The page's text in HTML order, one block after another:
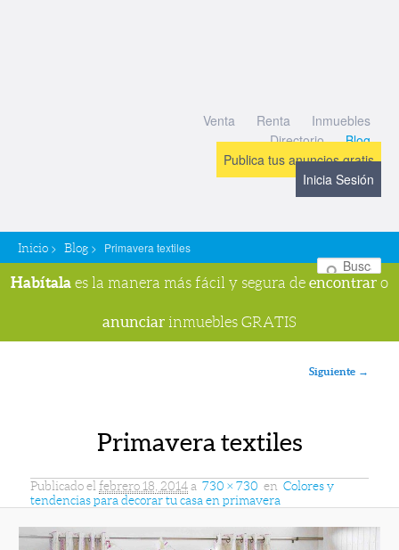
Venta Renta
Inmuebles
Directorio
Blog
Publica tus anuncios gratis
Inicia Sesión
Inicio > Blog > Primavera textiles
Habítala es la manera más fácil y segura de encontrar o
anunciar inmuebles GRATIS
Siguiente →
Primavera textiles
Publicado el febrero 18, 2014a 730 × 730 en Colores y
tendencias para decorar tu casa en primavera